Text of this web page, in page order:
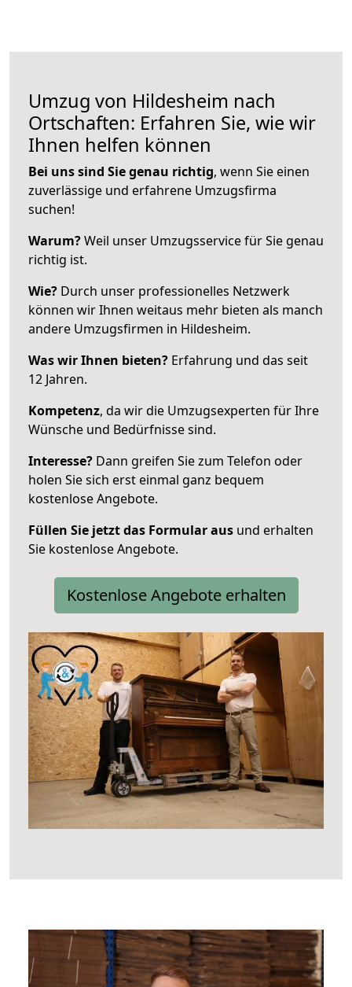
Umzug von Hildesheim nach
Ortschaften: Erfahren Sie, wie wir
Ihnen helfen können
Bei uns sind Sie genau richtig, wenn Sie einen
zuverlässige und erfahrene Umzugsfirma
suchen!
Warum?Weil unser Umzugsservice für Sie genau
richtig ist.
Wie? Durch unser professionelles Netzwerk
können wir Ihnen weitaus mehr bieten als manch
andere Umzugsfirmen in Hildesheim.
Was wir Ihnen bieten? Erfahrung und das seit
12 Jahren.
Kompetenz, da wir die Umzugsexperten für Ihre
Wünsche und Bedürfnisse sind.
Interesse? Dann greifen Sie zum Telefon oder
holen Sie sich erst einmal ganz bequem
kostenlose Angebote.
Füllen Sie jetzt das Formular aus und erhalten
Sie kostenlose Angebote.
Kostenlose Angebote erhalten